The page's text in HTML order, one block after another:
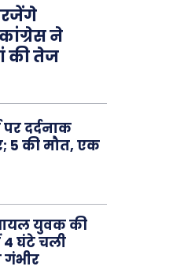
ने
की तेज
दर्दनाक
5 की मौत, एक
युवक की
4 घंटे चली
गंभीर